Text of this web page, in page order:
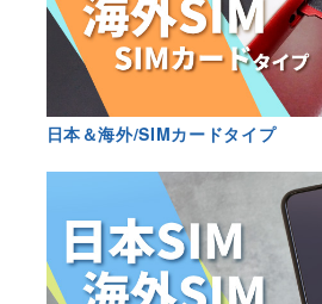
日本＆海外/SIMカードタイプ